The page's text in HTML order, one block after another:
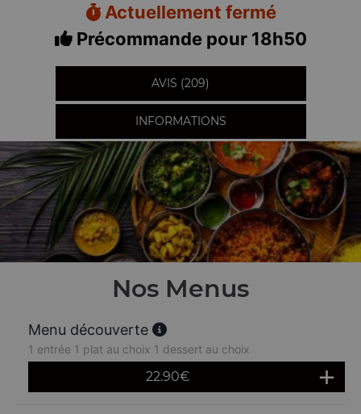
Actuellement fermé
Précommande pour 18h50
AVIS (209)
INFORMATIONS
Nos Menus
Menu découverte
1 entrée 1 plat au choix 1 dessert au choix
22.90€